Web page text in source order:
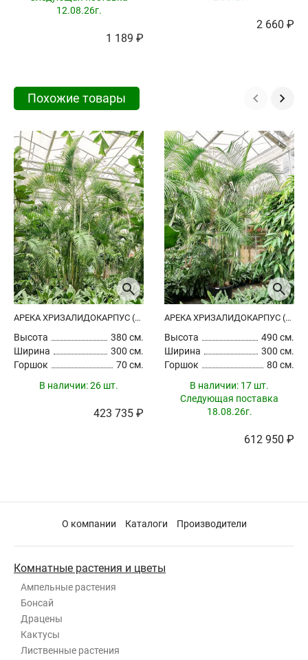
12.08.26г.
1 189 ₽
2 660 ₽
Похожие товары
АРЕКА ХРИЗАЛИДОКАРПУС (ДИПСИС ЖЕЛТОВАТЫЙ)
Высота
380 см.
Ширина
300 см.
Горшок
70 см.
В наличии:26 шт.
423 735 ₽
АРЕКА ХРИЗАЛИДОКАРПУС (ДИПСИС ЖЕЛТОВАТЫЙ)
Высота
490 см.
Ширина
300 см.
Горшок
80 см.
В наличии: 17 шт.
Следующая поставка
18.08.26г.
612 950 ₽
О компании Каталоги Производители
Комнатные растения и цветы
Ампельные растения
Бонсай
Драцены
Кактусы
Лиственные растения